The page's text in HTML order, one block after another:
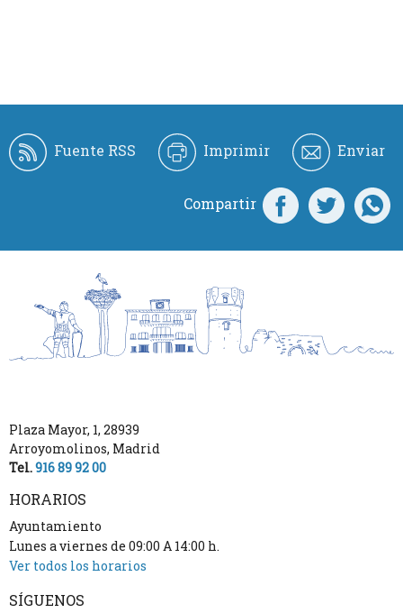
Fuente RSS Imprimir Enviar
Compartir
Plaza Mayor, 1, 28939
Arroyomolinos, Madrid
Tel.916 89 92 00
HORARIOS
Ayuntamiento
Lunes a viernes de 09:00 A 14:00 h.
Ver todos los horarios
SÍGUENOS